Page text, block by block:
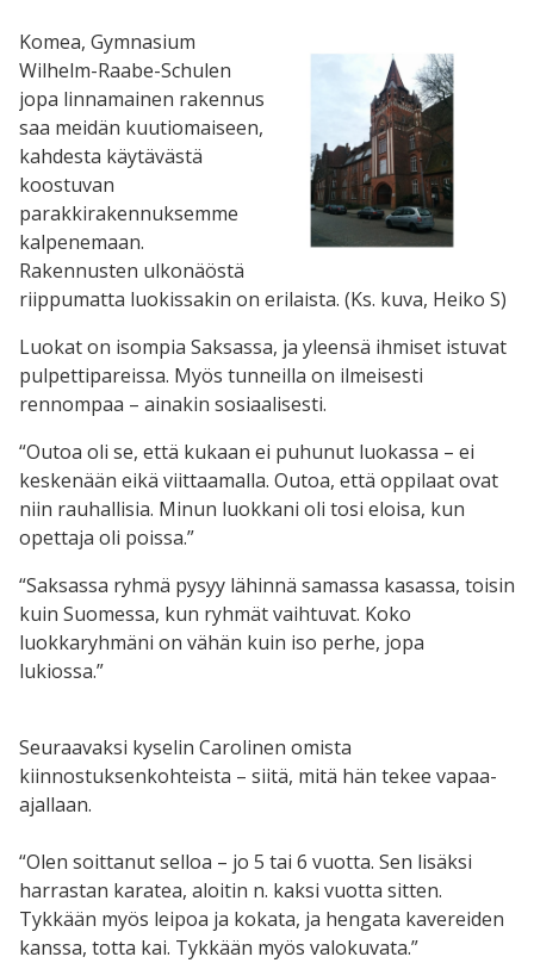
Komea, Gymnasium
Wilhelm-Raabe-Schulen
jopa linnamainen rakennus
saa meidän kuutiomaiseen,
kahdesta käytävästä
koostuvan
parakkirakennuksemme
kalpenemaan.
Rakennusten ulkonäöstä
riippumatta luokissakin on erilaista. (Ks. kuva, Heiko S)
Luokat on isompia Saksassa, ja yleensä ihmiset istuvat
pulpettipareissa. Myös tunneilla on ilmeisesti
rennompaa – ainakin sosiaalisesti.
“Outoa oli se, että kukaan ei puhunut luokassa – ei
keskenään eikä viittaamalla. Outoa, että oppilaat ovat
niin rauhallisia. Minun luokkani oli tosi eloisa, kun
opettaja oli poissa.”
“Saksassa ryhmä pysyy lähinnä samassa kasassa, toisin
kuin Suomessa, kun ryhmät vaihtuvat. Koko
luokkaryhmäni on vähän kuin iso perhe, jopa
lukiossa.”
Seuraavaksi kyselin Carolinen omista
kiinnostuksenkohteista – siitä, mitä hän tekee vapaa-
ajallaan.
“Olen soittanut selloa – jo 5 tai 6 vuotta. Sen lisäksi
harrastan karatea, aloitin n. kaksi vuotta sitten.
Tykkään myös leipoa ja kokata, ja hengata kavereiden
kanssa, totta kai. Tykkään myös valokuvata.”